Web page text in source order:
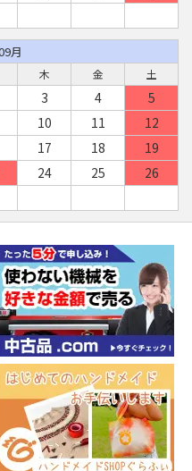
月
木 金 土
3 4
5
10 11
12
17 18
19
24 25
26